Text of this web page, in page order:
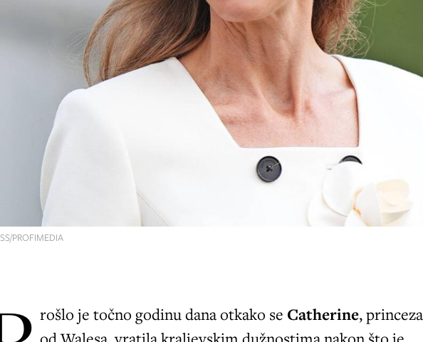
PROFIMEDIA
rošlo je točno godinu dana otkako se Catherine, princeza